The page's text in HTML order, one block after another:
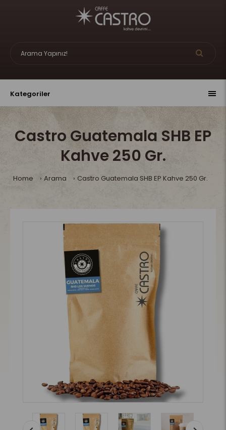
Kategoriler
Castro Guatemala SHB EP
Kahve 250 Gr.
Home Arama Castro Guatemala SHB EP Kahve 250 Gr.